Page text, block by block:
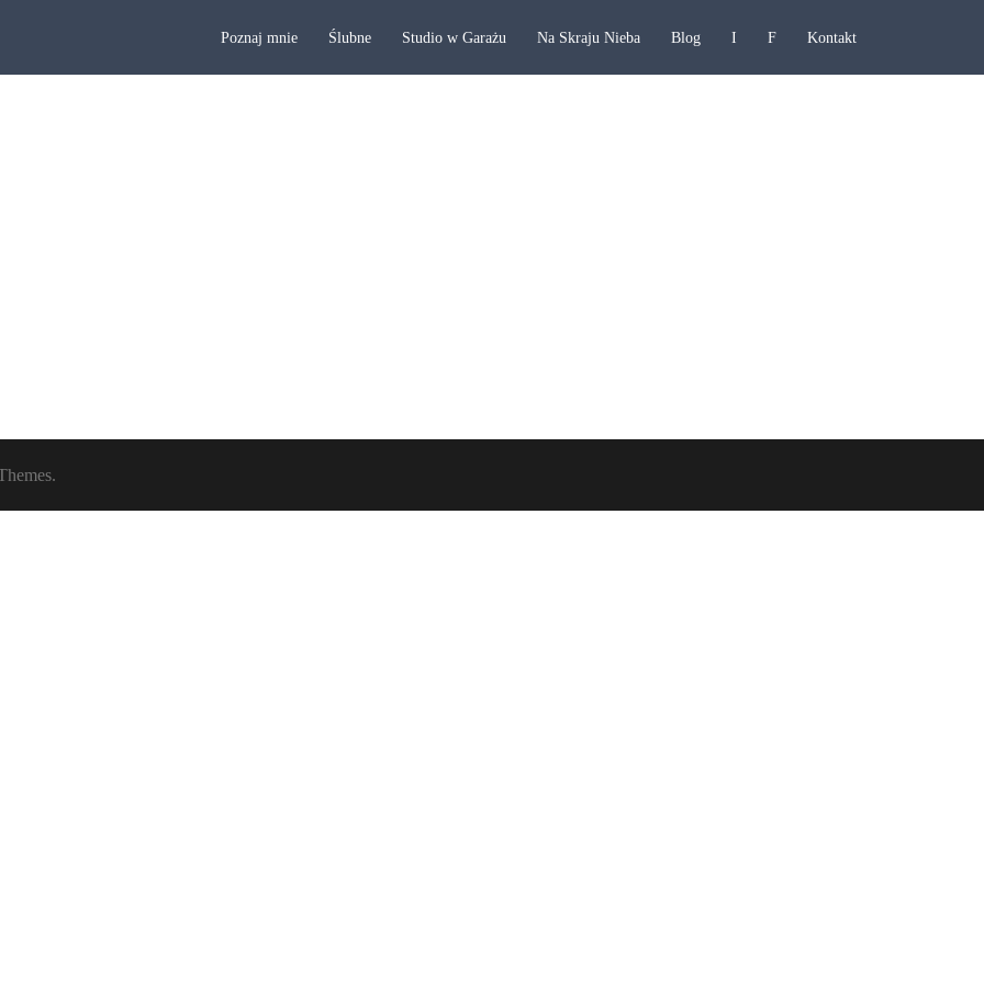
Poznaj mnie Ślubne Studio w Garażu Na Skraju Nieba Blog I F Kontakt